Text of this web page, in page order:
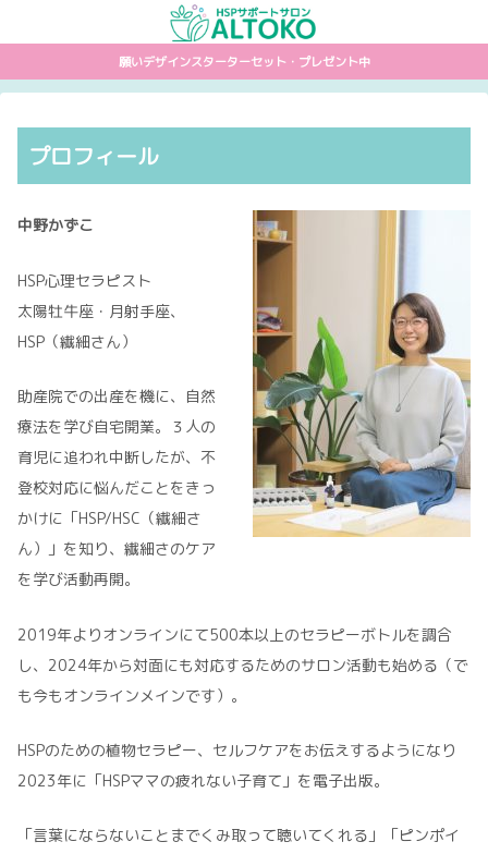
願いデザインスターターセット・プレゼント中
プロフィール
中野かずこ
HSP心理セラピスト
太陽牡牛座・月射手座、
HSP（繊細さん）
助産院での出産を機に、自然
療法を学び自宅開業。３人の
育児に追われ中断したが、不
登校対応に悩んだことをきっ
かけに「HSP/HSC（繊細さ
ん）」を知り、繊細さのケア
を学び活動再開。
2019年よりオンラインにて500本以上のセラピーボトルを調合
し、2024年から対面にも対応するためのサロン活動も始める（で
も今もオンラインメインです）。
HSPのための植物セラピー、セルフケアをお伝えするようになり
2023年に「HSPママの疲れない子育て」を電子出版。
「言葉にならないことまでくみ取って聴いてくれる」「ピンポイ